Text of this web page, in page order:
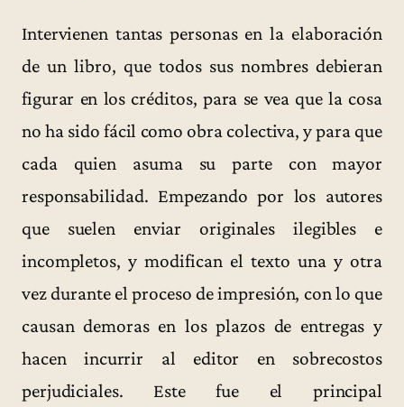
Intervienen tantas personas en la elaboración
de un libro, que todos sus nombres debieran
figurar en los créditos, para se vea que la cosa
no ha sido fácil como obra colectiva, y para que
cada quien asuma su parte con mayor
responsabilidad. Empezando por los autores
que suelen enviar originales ilegibles e
incompletos, y modifican el texto una y otra
vez durante el proceso de impresión, con lo que
causan demoras en los plazos de entregas y
hacen incurrir al editor en sobrecostos
perjudiciales. Este fue el principal